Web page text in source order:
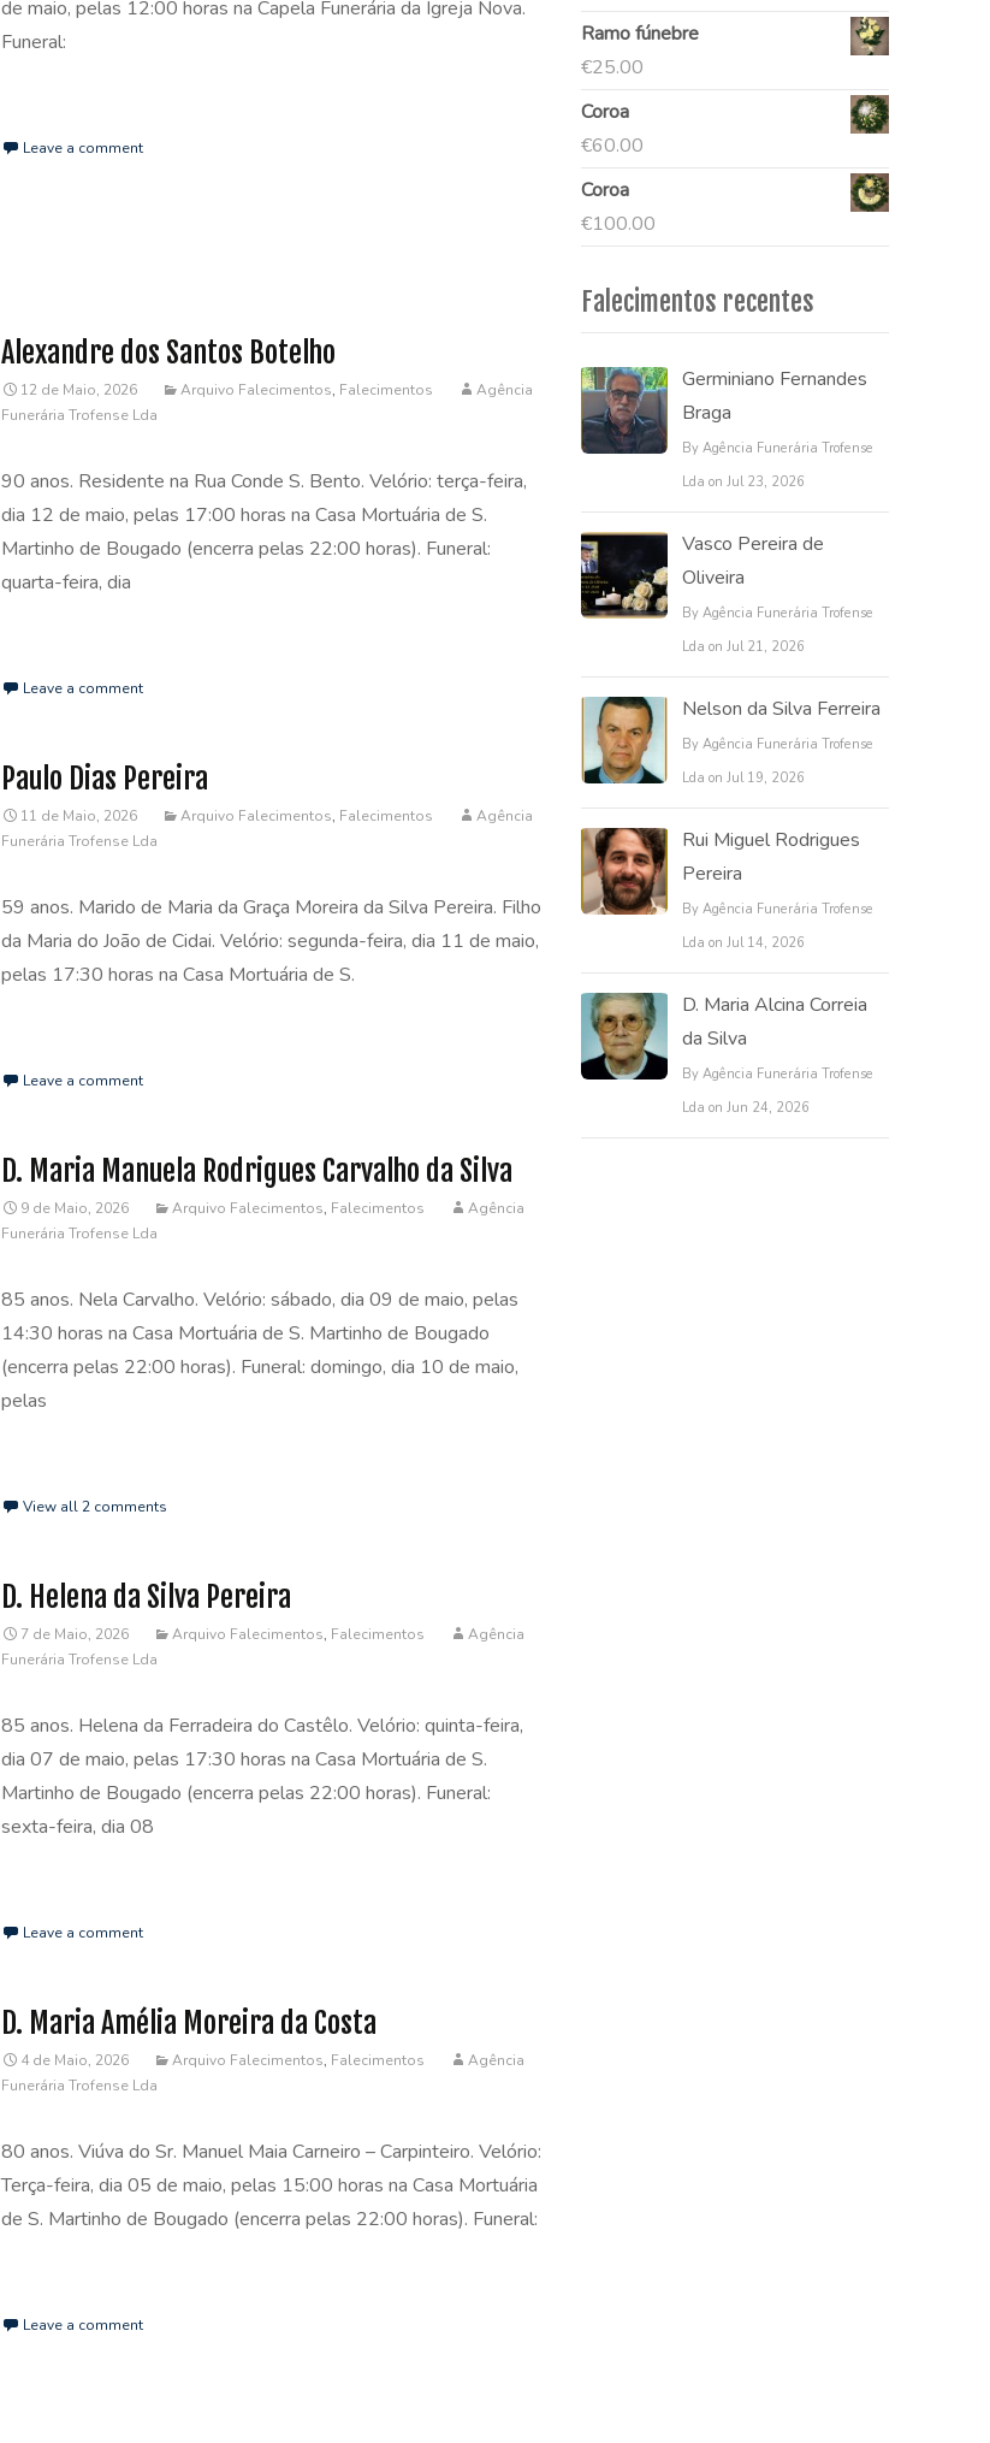
de maio, pelas 12:00 horas na Capela Funerária da Igreja Nova.
Funeral:
Leave a comment
Alexandre dos Santos Botelho
12 de Maio, 2026 Arquivo Falecimentos, Falecimentos
Agência
Funerária Trofense Lda
90 anos. Residente na Rua Conde S. Bento. Velório: terça-feira,
dia 12 de maio, pelas 17:00 horas na Casa Mortuária de S.
Martinho de Bougado (encerra pelas 22:00 horas). Funeral:
quarta-feira, dia
Leave a comment
Paulo Dias Pereira
11 de Maio, 2026 Arquivo Falecimentos, Falecimentos
Agência
Funerária Trofense Lda
59 anos. Marido de Maria da Graça Moreira da Silva Pereira. Filho
da Maria do João de Cidai. Velório: segunda-feira, dia 11 de maio,
pelas 17:30 horas na Casa Mortuária de S.
Leave a comment
D. Maria Manuela Rodrigues Carvalho da Silva
9 de Maio, 2026 Arquivo Falecimentos, Falecimentos
Agência
Funerária Trofense Lda
85 anos. Nela Carvalho. Velório: sábado, dia 09 de maio, pelas
14:30 horas na Casa Mortuária de S. Martinho de Bougado
(encerra pelas 22:00 horas). Funeral: domingo, dia 10 de maio,
pelas
View all 2 comments
D. Helena da Silva Pereira
7 de Maio, 2026 Arquivo Falecimentos, Falecimentos
Agência
Funerária Trofense Lda
85 anos. Helena da Ferradeira do Castêlo. Velório: quinta-feira,
dia 07 de maio, pelas 17:30 horas na Casa Mortuária de S.
Martinho de Bougado (encerra pelas 22:00 horas). Funeral:
sexta-feira, dia 08
Leave a comment
D. Maria Amélia Moreira da Costa
4 de Maio, 2026 Arquivo Falecimentos, Falecimentos
Agência
Funerária Trofense Lda
80 anos. Viúva do Sr. Manuel Maia Carneiro – Carpinteiro. Velório:
Terça-feira, dia 05 de maio, pelas 15:00 horas na Casa Mortuária
de S. Martinho de Bougado (encerra pelas 22:00 horas). Funeral:
Leave a comment
Ramo fúnebre
€25.00
Coroa
€60.00
Coroa
€100.00
Falecimentos recentes
Germiniano Fernandes
Braga
By Agência Funerária Trofense
Lda on Jul 23, 2026
Vasco Pereira de
Oliveira
By Agência Funerária Trofense
Lda on Jul 21, 2026
Nelson da Silva Ferreira
By Agência Funerária Trofense
Lda on Jul 19, 2026
Rui Miguel Rodrigues
Pereira
By Agência Funerária Trofense
Lda on Jul 14, 2026
D. Maria Alcina Correia
da Silva
By Agência Funerária Trofense
Lda on Jun 24, 2026